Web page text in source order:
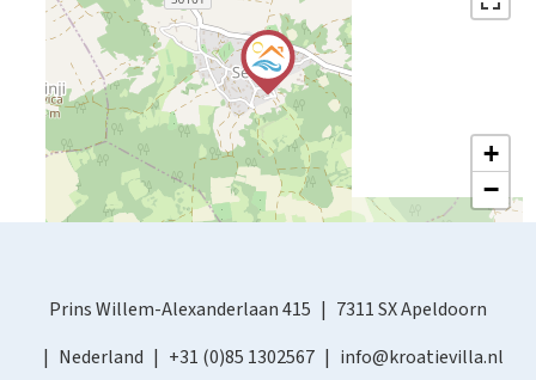
+
−
Prins Willem-Alexanderlaan 415
7311 SX Apeldoorn
Nederland
+31 (0)85 1302567 info@kroatievilla.nl